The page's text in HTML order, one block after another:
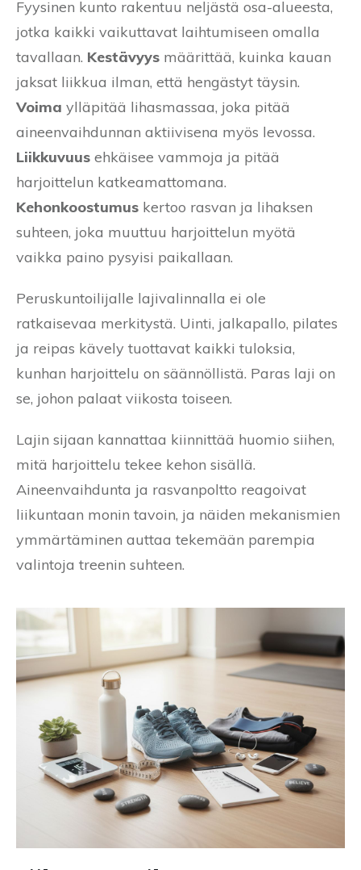
Fyysinen kunto rakentuu neljästä osa-alueesta,
jotka kaikki vaikuttavat laihtumiseen omalla
tavallaan. Kestävyys määrittää, kuinka kauan
jaksat liikkua ilman, että hengästyt täysin.
Voima ylläpitää lihasmassaa, joka pitää
aineenvaihdunnan aktiivisena myös levossa.
Liikkuvuus ehkäisee vammoja ja pitää
harjoittelun katkeamattomana.
Kehonkoostumus kertoo rasvan ja lihaksen
suhteen, joka muuttuu harjoittelun myötä
vaikka paino pysyisi paikallaan.
Peruskuntoilijalle lajivalinnalla ei ole
ratkaisevaa merkitystä. Uinti, jalkapallo, pilates
ja reipas kävely tuottavat kaikki tuloksia,
kunhan harjoittelu on säännöllistä. Paras laji on
se, johon palaat viikosta toiseen.
Lajin sijaan kannattaa kiinnittää huomio siihen,
mitä harjoittelu tekee kehon sisällä.
Aineenvaihdunta ja rasvanpoltto reagoivat
liikuntaan monin tavoin, ja näiden mekanismien
ymmärtäminen auttaa tekemään parempia
valintoja treenin suhteen.